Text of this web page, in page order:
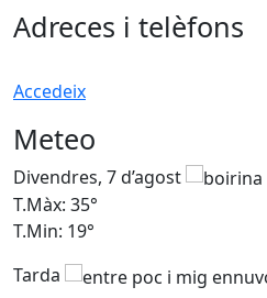
Adreces i telèfons
Accedeix
Meteo
Divendres, 7 d’agost
T.Màx: 35°
T.Min: 19°
Tarda